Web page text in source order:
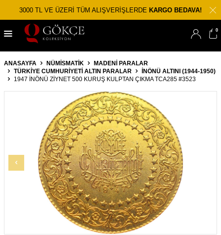
3000 TL VE ÜZERİ TÜM ALIŞVERİŞLERDE KARGO BEDAVA!
0
ANASAYFA NÜMİSMATİK
MADENI PARALAR
TÜRKIYE CUMHURIYETI ALTIN PARALAR
İNÖNÜ ALTINI (1944-1950)
1947 İNÖNÜ ZIYNET 500 KURUŞ KULPTAN ÇIKMA TCA285 #3523